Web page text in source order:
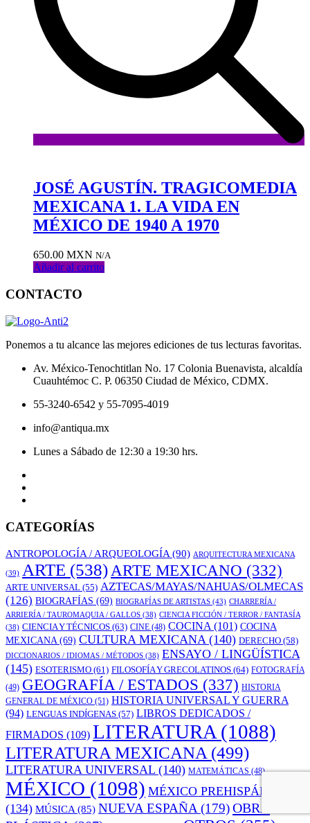
la
lista
de
deseos
JOSÉ AGUSTÍN. TRAGICOMEDIA
MEXICANA 1. LA VIDA EN
MÉXICO DE 1940 A 1970
650.00 MXN N/A
Añadir al carrito
CONTACTO
Ponemos a tu alcance las mejores ediciones de tus lecturas favoritas.
Av. México-Tenochtitlan No. 17 Colonia Buenavista, alcaldía
Cuauhtémoc C. P. 06350 Ciudad de México, CDMX.
55-3240-6542 y 55-7095-4019
info@antiqua.mx
Lunes a Sábado de 12:30 a 19:30 hrs.
CATEGORÍAS
ANTROPOLOGÍA / ARQUEOLOGÍA (90) ARQUITECTURA MEXICANA
(39) ARTE (538)ARTE MEXICANO (332)
ARTE UNIVERSAL (55) AZTECAS/MAYAS/NAHUAS/OLMECAS
(126) BIOGRAFÍAS (69) BIOGRAFÍAS DE ARTISTAS (43) CHARRERÍA /
ARRIERÍA / TAUROMAQUIA / GALLOS (38) CIENCIA FICCIÓN / TERROR / FANTASÍA
(38) CIENCIA Y TÉCNICOS (63) CINE (48) COCINA (101) COCINA
MEXICANA(69) CULTURA MEXICANA(140) DERECHO (58)
DICCIONARIOS / IDIOMAS / MÉTODOS (38) ENSAYO / LINGÜÍSTICA
(145) ESOTERISMO (61) FILOSOFÍA Y GRECOLATINOS (64) FOTOGRAFÍA
(49) GEOGRAFÍA / ESTADOS (337) HISTORIA
GENERAL DE MÉXICO (51) HISTORIA UNIVERSAL Y GUERRA
(94) LENGUAS INDÍGENAS (57) LIBROS DEDICADOS /
FIRMADOS (109) LITERATURA (1088)
LITERATURA MEXICANA (499)
LITERATURA UNIVERSAL (140) MATEMÁTICAS (48)
MÉXICO (1098) MÉXICO PREHISPÁNICO
(134) MÚSICA(85) NUEVA ESPAÑA(179)OBRA